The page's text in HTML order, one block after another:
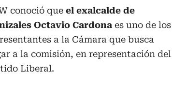
conoció que el exalcalde de
Octavio Cardona es uno de los
a la Cámara que busca
a la comisión, en representación del
Liberal.